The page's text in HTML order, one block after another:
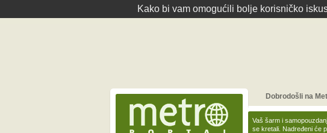
Kako bi vam omogućili bolje korisničko
Vaš šarm i
se kretali. Nadređeni će
Dobrodošli na